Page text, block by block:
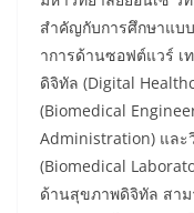
สำคัญกับการศึกษาแบ
าการด้านซอฟต์แวร์ เ
ดิจิทัล (Digital
(Biomedical
Administration) และ
(Biomedical
ด้านสุขภาพดิจิทัล สาม